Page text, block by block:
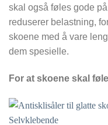
skal også føles gode
reduserer belastning,
skoene med å vare
dem spesielle.
For at skoene skal